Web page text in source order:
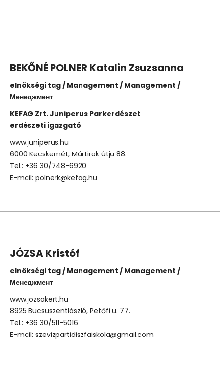
BEKŐNÉ POLNER Katalin Zsuzsanna
elnökségi tag / Management / Management /
Менеджмент
KEFAG Zrt. Juniperus Parkerdészet
erdészeti igazgató
www.juniperus.hu
6000 Kecskemét, Mártirok útja 88.
Tel.: +36 30/748-6920
E-mail: polnerk@kefag.hu
JÓZSA Kristóf
elnökségi tag / Management / Management /
Менеджмент
www.jozsakert.hu
8925 Bucsuszentlászló, Petőfi u. 77.
Tel.: +36 30/511-5016
E-mail: szevizpartidiszfaiskola@gmail.com